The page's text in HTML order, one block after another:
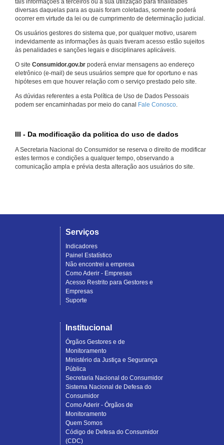
tais informações a terceiros ou a sua utilização para finalidades
diversas daquelas para as quais foram coletadas, somente poderá
ocorrer em virtude da lei ou de cumprimento de determinação judicial.
Os usuários gestores do sistema que, por qualquer motivo, usarem
indevidamente as informações às quais tiveram acesso estão sujeitos
às penalidades e sanções legais e disciplinares aplicáveis.
O site Consumidor.gov.br poderá enviar mensagens ao endereço
eletrônico (e-mail) de seus usuários sempre que for oportuno e nas
hipóteses em que houver relação com o serviço prestado pelo site.
As dúvidas referentes a esta Política de Uso de Dados Pessoais
podem ser encaminhadas por meio do canal Fale Conosco.
III - Da modificação da politica do uso de dados
A Secretaria Nacional do Consumidor se reserva o direito de modificar
estes termos e condições a qualquer tempo, observando a
comunicação ampla e prévia desta alteração aos usuários do site.
Serviços
Indicadores
Painel Estatístico
Não encontrei a empresa
Como Aderir - Empresas
Acesso Restrito para Gestores e
Empresas
Suporte
Institucional
Órgãos Gestores e de
Monitoramento
Ministério da Justiça e Segurança
Pública
Secretaria Nacional do Consumidor
Sistema Nacional de Defesa do
Consumidor
Como Aderir - Órgãos de
Monitoramento
Quem Somos
Código de Defesa do Consumidor
(CDC)